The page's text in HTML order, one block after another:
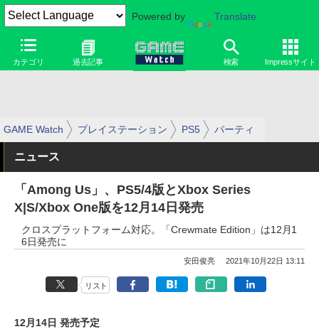
Powered by Translate
カテゴリ 過去記事 検索 Impressサイト
GAME Watch プレイステーション PS5 パーティ
ニュース
「Among Us」、PS5/4版とXbox Series
X|S/Xbox One版を12月14日発売
クロスプラットフォーム対応。「Crewmate Edition」は12月1
6日発売に
安田俊亮 2021年10月22日 13:11
リスト
12月14日 発売予定